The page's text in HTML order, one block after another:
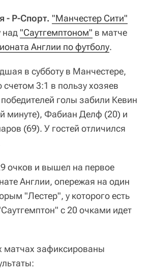
- Р-Спорт. "Манчестер Сити"
над"Саутгемптоном" в матче
Англии по футболу.
в субботу в Манчестере,
3:1 в пользу хозяев
голы забили Кевин
минуте), Фабиан Делф (20) и
(69). У гостей отличился
очков и вышел на первое
Англии, опережая на один
"Лестер", у которого есть
с 20 очками идет
матчах зафиксированы